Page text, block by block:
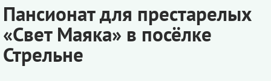
Пансионат для престарелых
«Свет Маяка» в посёлке
Стрельне